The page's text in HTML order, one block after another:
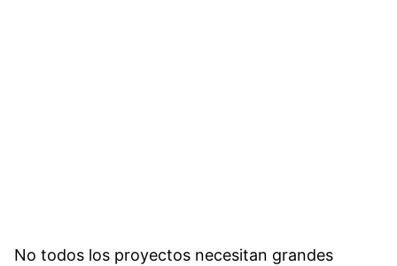
No todos los proyectos necesitan grandes